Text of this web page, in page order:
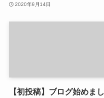
2020年9月14日
【初投稿】ブログ始めまし